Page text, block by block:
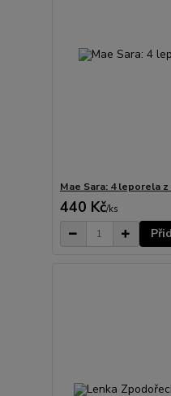
Mae Sara: 4 leporela
440 Kč/ks